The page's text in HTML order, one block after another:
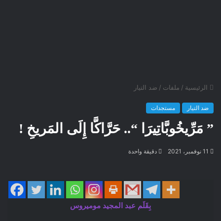
الرئيسية / ملفات / ضد التيار
ضد التيار مستجدات
” مَرِّيخُوبَّاتِيرَا “.. حَرَّاكَّا إِلَى المَريخِ !
11 نوفمبر، 2021 دقيقة واحدة
بِقَلَم عبد المجيد موميروس